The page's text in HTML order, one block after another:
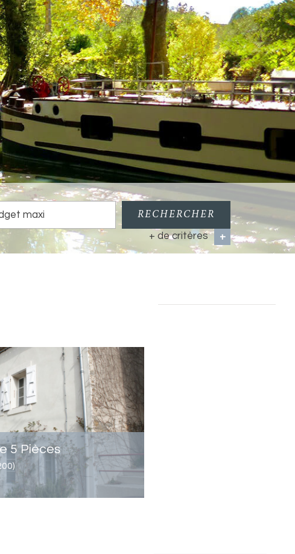
RECHERCHER
+ de critères +
5 Pièces